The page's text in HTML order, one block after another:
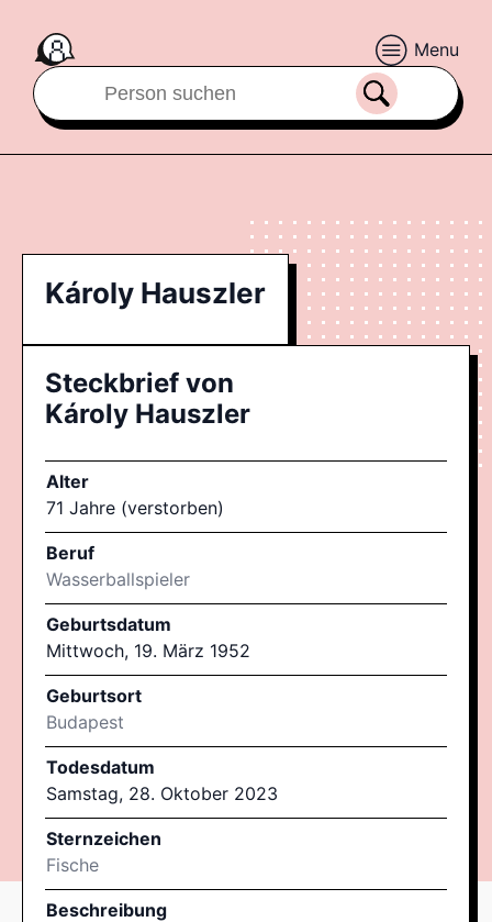
Menu
Károly Hauszler
Steckbrief von
Károly Hauszler
Alter
71 Jahre (verstorben)
Beruf
Wasserballspieler
Geburtsdatum
Mittwoch, 19. März 1952
Geburtsort
Budapest
Todesdatum
Samstag, 28. Oktober 2023
Sternzeichen
Fische
Beschreibung